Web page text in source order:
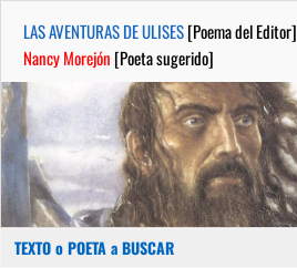
LAS AVENTURAS DE ULISES[Poema del Editor]
Nancy Morejón [Poeta sugerido]
Buscar: